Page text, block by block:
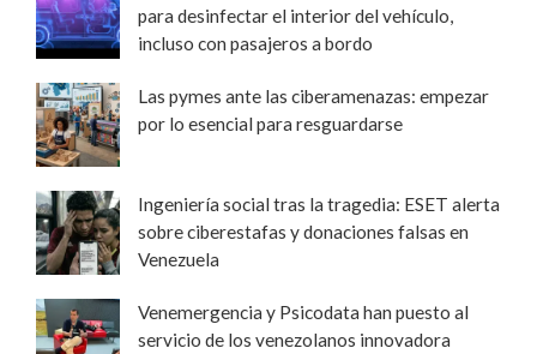
para desinfectar el interior del vehículo,
incluso con pasajeros a bordo
Las pymes ante las ciberamenazas: empezar
por lo esencial para resguardarse
Ingeniería social tras la tragedia: ESET alerta
sobre ciberestafas y donaciones falsas en
Venezuela
Venemergencia y Psicodata han puesto al
servicio de los venezolanos innovadora